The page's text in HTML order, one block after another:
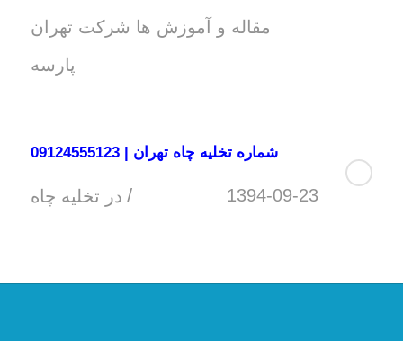
مقاله و آموزش ها شرکت تهران
پارسه
شماره تخلیه چاه تهران | 09124555123
1394-09-23
/ در تخلیه چاه